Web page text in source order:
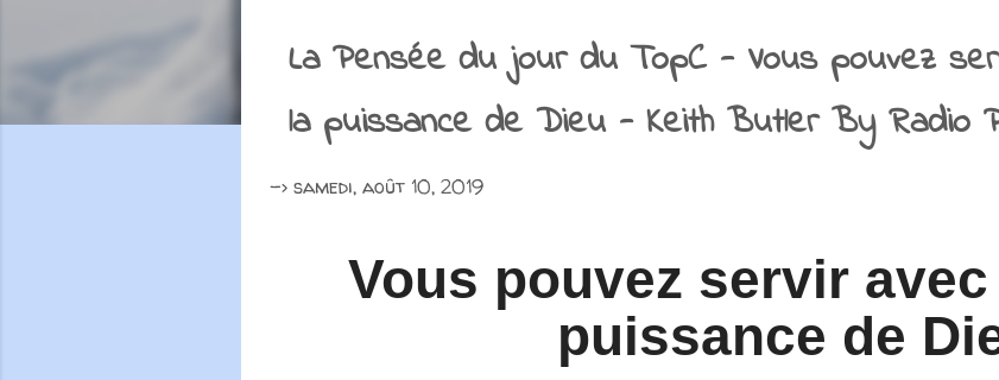
La Pensée du jour du TopC - Vous pouvez
la puissance de Dieu - Keith Butler By Radio
-> samedi, août 10, 2019
Vous pouvez servir avec
puissance de